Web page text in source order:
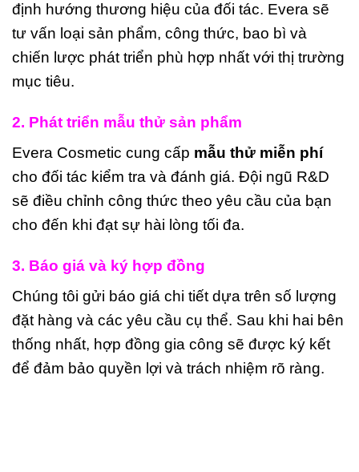
định hướng thương hiệu của đối tác. Evera sẽ
tư vấn loại sản phẩm, công thức, bao bì và
chiến lược phát triển phù hợp nhất với thị trường
mục tiêu.
2. Phát triển mẫu thử sản phẩm
Evera Cosmetic cung cấp mẫu thử miễn phí
cho đối tác kiểm tra và đánh giá. Đội ngũ R&D
sẽ điều chỉnh công thức theo yêu cầu của bạn
cho đến khi đạt sự hài lòng tối đa.
3. Báo giá và ký hợp đồng
Chúng tôi gửi báo giá chi tiết dựa trên số lượng
đặt hàng và các yêu cầu cụ thể. Sau khi hai bên
thống nhất, hợp đồng gia công sẽ được ký kết
để đảm bảo quyền lợi và trách nhiệm rõ ràng.